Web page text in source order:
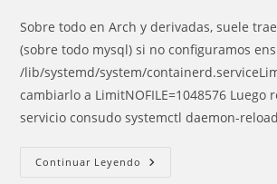
la
entrada:
Sobre todo en Arch y derivadas, suele
(sobre todo mysql) si no configuramos
/lib/systemd/system/
cambiarlo a LimitNOFILE=1048576 Luego
servicio consudo systemctl daemon-
Continuar Leyendo Configurar